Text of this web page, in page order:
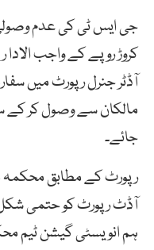
کروڑ روپے کے واجب
آڈٹر جنرل رپورٹ میں
مالکان سے وصول کر کے
جائے۔
رپورٹ کے مطابق محکمہ
آڈٹ رپورٹ کو حتمی
ہم انویسٹی گیشن ٹیم